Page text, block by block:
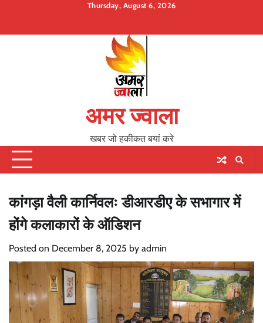
content
Thursday, August 6, 2026
Us
अमर ज्वाला
खबर जो हकीकत बयां करे
कांगड़ा वैली कार्निवलः डीआरडीए के सभागार में
होंगे कलाकारों के ऑडिशन
Posted on December 8, 2025 by admin